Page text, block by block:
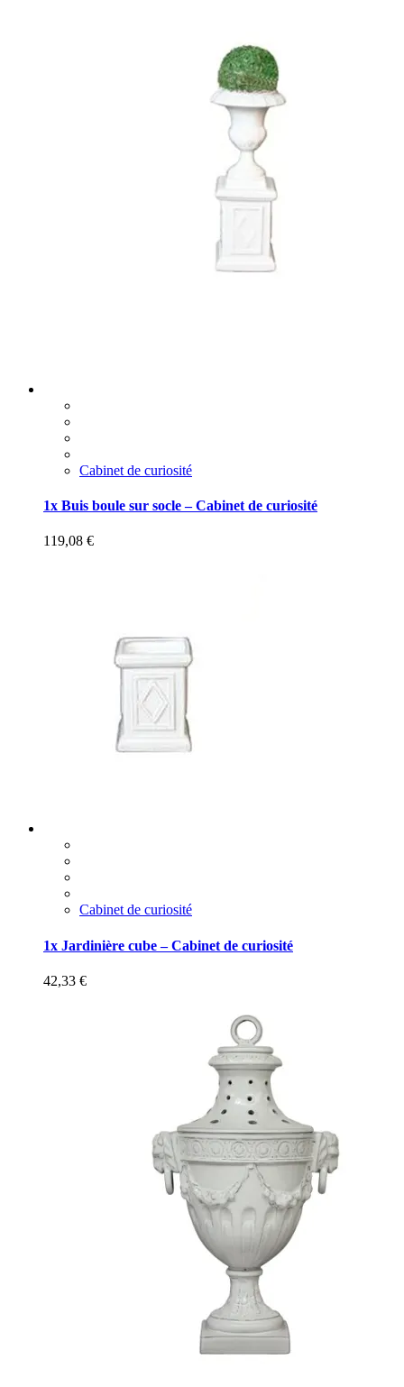
Cabinet de curiosité
1x Buis boule sur socle – Cabinet de curiosité
119,08 €
Cabinet de curiosité
1x Jardinière cube – Cabinet de curiosité
42,33 €